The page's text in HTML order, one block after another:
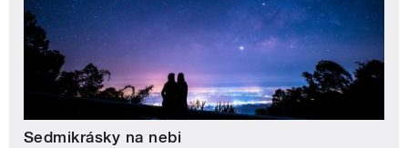
Sedmikrásky na nebi